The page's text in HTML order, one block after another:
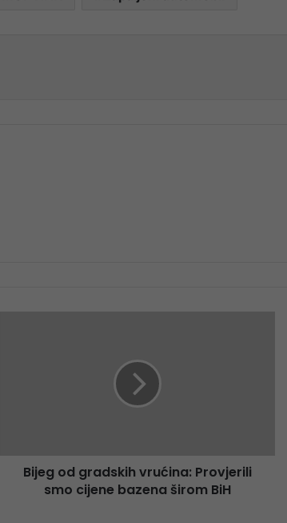
Bijeg od gradskih vrućina: Provjerili
smo cijene bazena širom BiH